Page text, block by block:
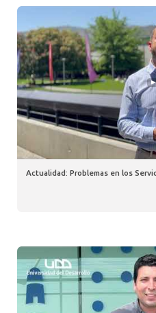
Actualidad: Problemas en los